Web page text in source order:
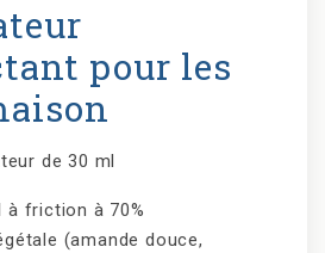
pour les
de 30 ml
à friction à 70%
(amande douce,